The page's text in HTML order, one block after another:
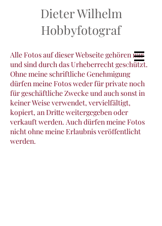
Dieter Wilhelm
Hobbyfotograf
Alle Fotos auf dieser Webseite gehören mir
und sind durch das Urheberrecht geschützt.
Ohne meine schriftliche Genehmigung
dürfen meine Fotos weder für private noch
für geschäftliche Zwecke und auch sonst in
keiner Weise verwendet, vervielfältigt,
kopiert, an Dritte weitergegeben oder
verkauft werden. Auch dürfen meine Fotos
nicht ohne meine Erlaubnis veröffentlicht
werden.